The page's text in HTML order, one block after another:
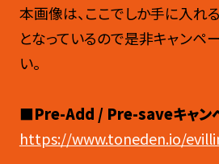
本画像は、ここでしか手に入れ
となっているので是非キャンペ
い。
■Pre-Add / Pre-saveキャン
https://www.toneden.io/